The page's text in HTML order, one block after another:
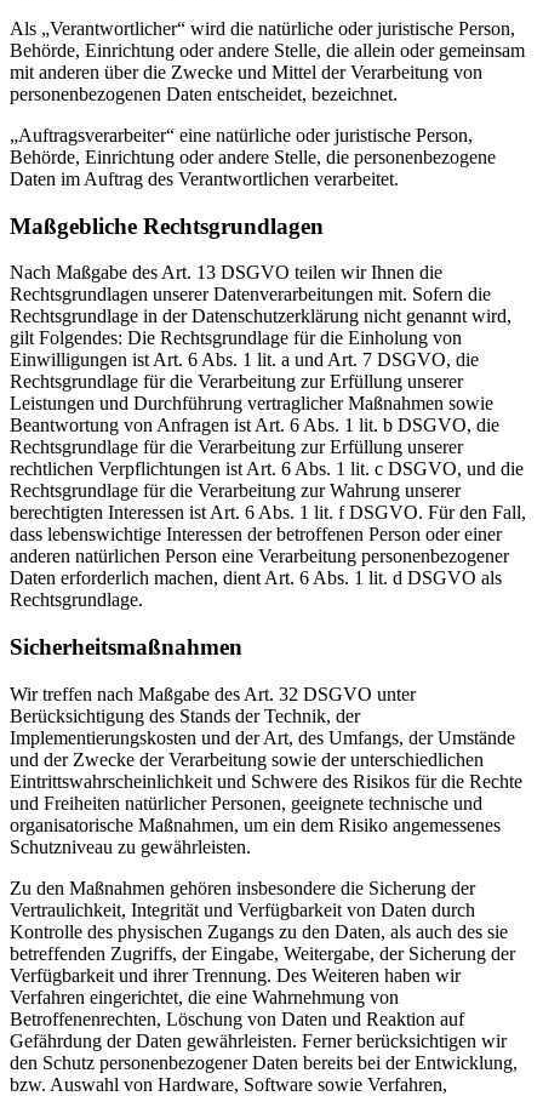
Als „Verantwortlicher“ wird die natürliche oder juristische Person,
Behörde, Einrichtung oder andere Stelle, die allein oder gemeinsam
mit anderen über die Zwecke und Mittel der Verarbeitung von
personenbezogenen Daten entscheidet, bezeichnet.
„Auftragsverarbeiter“ eine natürliche oder juristische Person,
Behörde, Einrichtung oder andere Stelle, die personenbezogene
Daten im Auftrag des Verantwortlichen verarbeitet.
Maßgebliche Rechtsgrundlagen
Nach Maßgabe des Art. 13 DSGVO teilen wir Ihnen die
Rechtsgrundlagen unserer Datenverarbeitungen mit. Sofern die
Rechtsgrundlage in der Datenschutzerklärung nicht genannt wird,
gilt Folgendes: Die Rechtsgrundlage für die Einholung von
Einwilligungen ist Art. 6 Abs. 1 lit. a und Art. 7 DSGVO, die
Rechtsgrundlage für die Verarbeitung zur Erfüllung unserer
Leistungen und Durchführung vertraglicher Maßnahmen sowie
Beantwortung von Anfragen ist Art. 6 Abs. 1 lit. b DSGVO, die
Rechtsgrundlage für die Verarbeitung zur Erfüllung unserer
rechtlichen Verpflichtungen ist Art. 6 Abs. 1 lit. c DSGVO, und die
Rechtsgrundlage für die Verarbeitung zur Wahrung unserer
berechtigten Interessen ist Art. 6 Abs. 1 lit. f DSGVO. Für den Fall,
dass lebenswichtige Interessen der betroffenen Person oder einer
anderen natürlichen Person eine Verarbeitung personenbezogener
Daten erforderlich machen, dient Art. 6 Abs. 1 lit. d DSGVO als
Rechtsgrundlage.
Sicherheitsmaßnahmen
Wir treffen nach Maßgabe des Art. 32 DSGVO unter
Berücksichtigung des Stands der Technik, der
Implementierungskosten und der Art, des Umfangs, der Umstände
und der Zwecke der Verarbeitung sowie der unterschiedlichen
Eintrittswahrscheinlichkeit und Schwere des Risikos für die Rechte
und Freiheiten natürlicher Personen, geeignete technische und
organisatorische Maßnahmen, um ein dem Risiko angemessenes
Schutzniveau zu gewährleisten.
Zu den Maßnahmen gehören insbesondere die Sicherung der
Vertraulichkeit, Integrität und Verfügbarkeit von Daten durch
Kontrolle des physischen Zugangs zu den Daten, als auch des sie
betreffenden Zugriffs, der Eingabe, Weitergabe, der Sicherung der
Verfügbarkeit und ihrer Trennung. Des Weiteren haben wir
Verfahren eingerichtet, die eine Wahrnehmung von
Betroffenenrechten, Löschung von Daten und Reaktion auf
Gefährdung der Daten gewährleisten. Ferner berücksichtigen wir
den Schutz personenbezogener Daten bereits bei der Entwicklung,
bzw. Auswahl von Hardware, Software sowie Verfahren,